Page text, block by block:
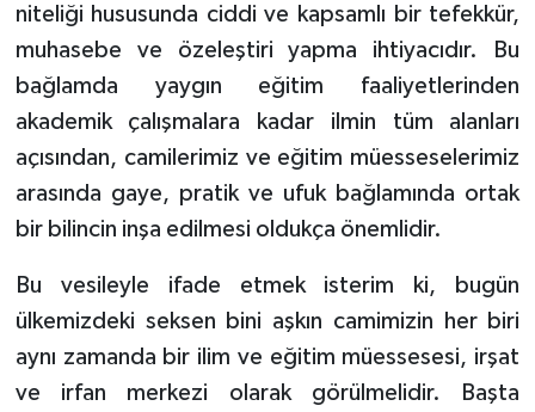
niteliği hususunda ciddi ve kapsamlı bir tefekkür,
muhasebe ve özeleştiri yapma ihtiyacıdır. Bu
bağlamda yaygın eğitim faaliyetlerinden
akademik çalışmalara kadar ilmin tüm alanları
açısından, camilerimiz ve eğitim müesseselerimiz
arasında gaye, pratik ve ufuk bağlamında ortak
bir bilincin inşa edilmesi oldukça önemlidir.
Bu vesileyle ifade etmek isterim ki, bugün
ülkemizdeki seksen bini aşkın camimizin her biri
aynı zamanda bir ilim ve eğitim müessesesi, irşat
ve irfan merkezi olarak görülmelidir. Başta